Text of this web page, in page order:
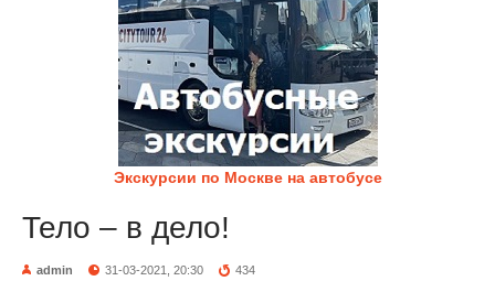
Экскурсии по Москве на автобусе
Тело – в дело!
admin 31-03-2021, 20:30 434